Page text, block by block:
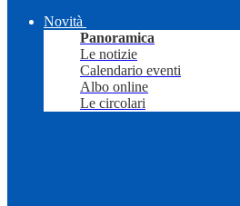
Novità
Panoramica
Le notizie
Calendario eventi
Albo online
Le circolari